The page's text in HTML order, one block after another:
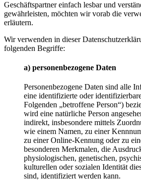
Geschäftspartner einfach lesbar und
gewährleisten, möchten wir vorab die
erläutern.
Wir verwenden in dieser
folgenden Begriffe:
a) personenbezogene Daten
Personenbezogene Daten sind alle
eine identifizierte oder
Folgenden „betroffene Person“)
wird eine natürliche Person
indirekt, insbesondere mittels
wie einem Namen, zu einer
zu einer Online-Kennung oder zu
besonderen Merkmalen, die
physiologischen, genetischen,
kulturellen oder sozialen Identität
sind, identifiziert werden kann.